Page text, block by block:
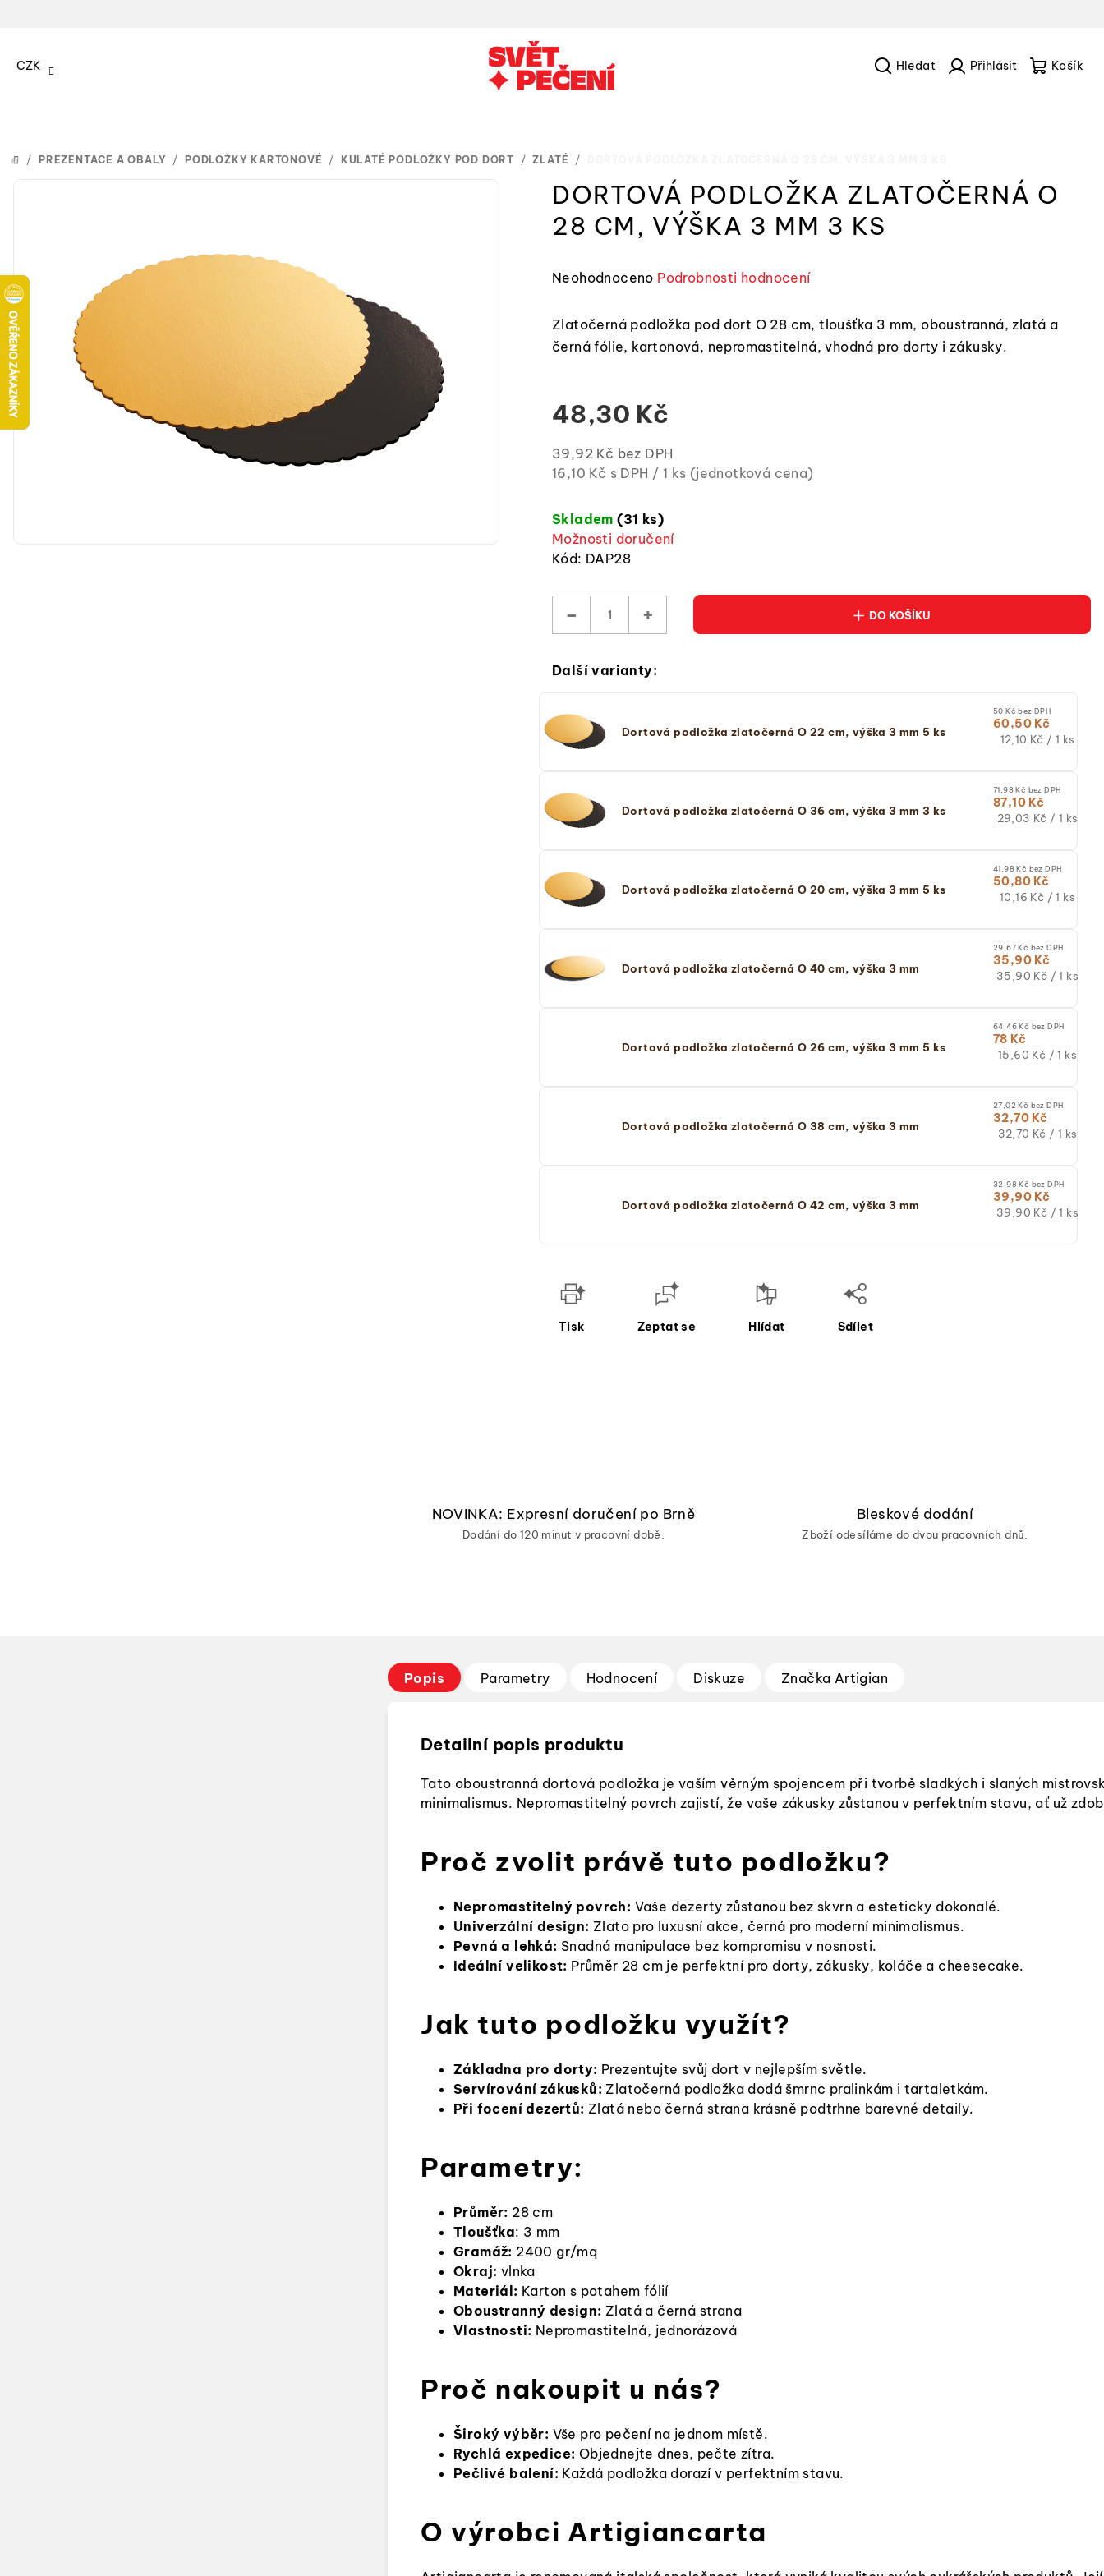
CZK
DOMŮ
/ PREZENTACE A OBALY / PODLOŽKY KARTONOVÉ / KULATÉ PODLOŽKY POD DORT / ZLATÉ /
DORTOVÁ PODLOŽKA ZLATOČERNÁ O
28 CM, VÝŠKA 3 MM 3 KS
Průměrné
produktu
0,0
hvězdiček.
Neohodnoceno Podrobnosti hodnocení
Zlatočerná podložka pod dort O 28 cm, tloušťka 3 mm, oboustranná, zlatá a
černá fólie, kartonová, nepromastitelná, vhodná pro dorty i zákusky.
48,30 Kč
39,92 Kč bez DPH
Měrná
(jednotková
cena)
16,10 Kč s DPH / 1 ks (jednotková cena)
Skladem(31 ks)
Možnosti doručení
Kód: DAP28
+
− DO KOŠÍKU
Další varianty:
Dortová podložka zlatočerná O 22 cm, výška 3 mm 5 ks
50 Kč bez DPH
60,50 Kč
Měrná
12,10 Kč / 1 ks
Dortová podložka zlatočerná O 36 cm, výška 3 mm 3 ks
71,98 Kč bez DPH
87,10 Kč
Měrná
29,03 Kč / 1 ks
Dortová podložka zlatočerná O 20 cm, výška 3 mm 5 ks
41,98 Kč bez DPH
50,80 Kč
Měrná
10,16 Kč / 1 ks
Dortová podložka zlatočerná O 40 cm, výška 3 mm
29,67 Kč bez DPH
35,90 Kč
Měrná
35,90 Kč / 1 ks
Dortová podložka zlatočerná O 26 cm, výška 3 mm 5 ks
64,46 Kč bez DPH
78 Kč
Měrná
15,60 Kč / 1 ks
Dortová podložka zlatočerná O 38 cm, výška 3 mm
27,02 Kč bez DPH
32,70 Kč
Měrná
32,70 Kč / 1 ks
Dortová podložka zlatočerná O 42 cm, výška 3 mm
32,98 Kč bez DPH
39,90 Kč
Měrná
39,90 Kč / 1 ks
Tisk Zeptat se Hlídat Sdílet
NOVINKA: Expresní doručení po Brně
Dodání do 120 minut v pracovní době.
Bleskové dodání
Zboží odesíláme do dvou pracovních dnů.
Popis Parametry Hodnocení Diskuze Značka Artigian
Detailní popis produktu
Tato oboustranná dortová podložka je vaším věrným spojencem při tvorbě sladkých i slaných
minimalismus. Nepromastitelný povrch zajistí, že vaše zákusky zůstanou v perfektním stavu, ať už
Proč zvolit právě tuto podložku?
Nepromastitelný povrch: Vaše dezerty zůstanou bez skvrn a esteticky dokonalé.
Univerzální design: Zlato pro luxusní akce, černá pro moderní minimalismus.
Pevná a lehká: Snadná manipulace bez kompromisu v nosnosti.
Ideální velikost: Průměr 28 cm je perfektní pro dorty, zákusky, koláče a cheesecake.
Jak tuto podložku využít?
Základna pro dorty: Prezentujte svůj dort v nejlepším světle.
Servírování zákusků: Zlatočerná podložka dodá šmrnc pralinkám i tartaletkám.
Při focení dezertů: Zlatá nebo černá strana krásně podtrhne barevné detaily.
Parametry:
Průměr: 28 cm
Tloušťka: 3 mm
Gramáž: 2400 gr/mq
Okraj: vlnka
Materiál: Karton s potahem fólií
Oboustranný design: Zlatá a černá strana
Vlastnosti: Nepromastitelná, jednorázová
Proč nakoupit u nás?
Široký výběr: Vše pro pečení na jednom místě.
Rychlá expedice: Objednejte dnes, pečte zítra.
Pečlivé balení: Každá podložka dorazí v perfektním stavu.
O výrobci Artigiancarta